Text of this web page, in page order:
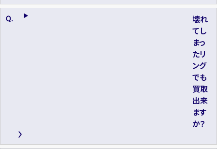
壊れ
てし
まっ
たリ
ング
でも
買取
出来
ます
か？